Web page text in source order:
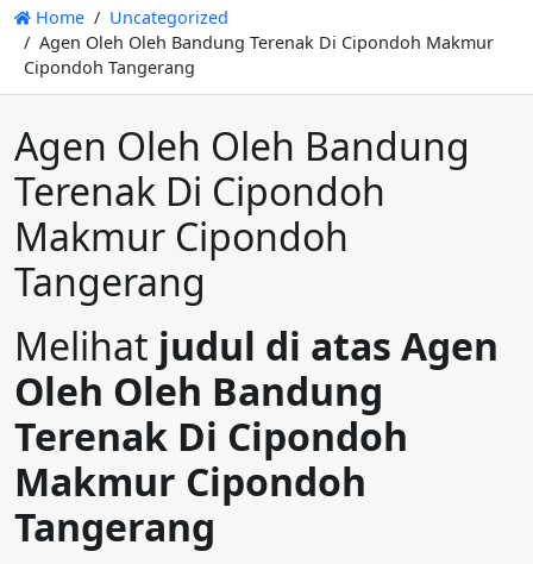
Home
Uncategorized
Agen Oleh Oleh Bandung Terenak Di Cipondoh Makmur
Cipondoh Tangerang
Agen Oleh Oleh Bandung
Terenak Di Cipondoh
Makmur Cipondoh
Tangerang
Melihat judul di atas Agen
Oleh Oleh Bandung
Terenak Di Cipondoh
Makmur Cipondoh
Tangerang